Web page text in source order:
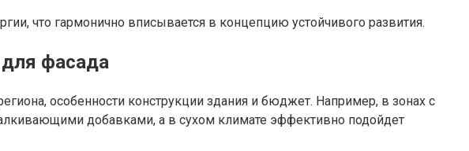
что гармонично вписывается в концепцию устойчивого развития.
фасада
особенности конструкции здания и бюджет. Например, в зонах с
добавками, а в сухом климате эффективно подойдет